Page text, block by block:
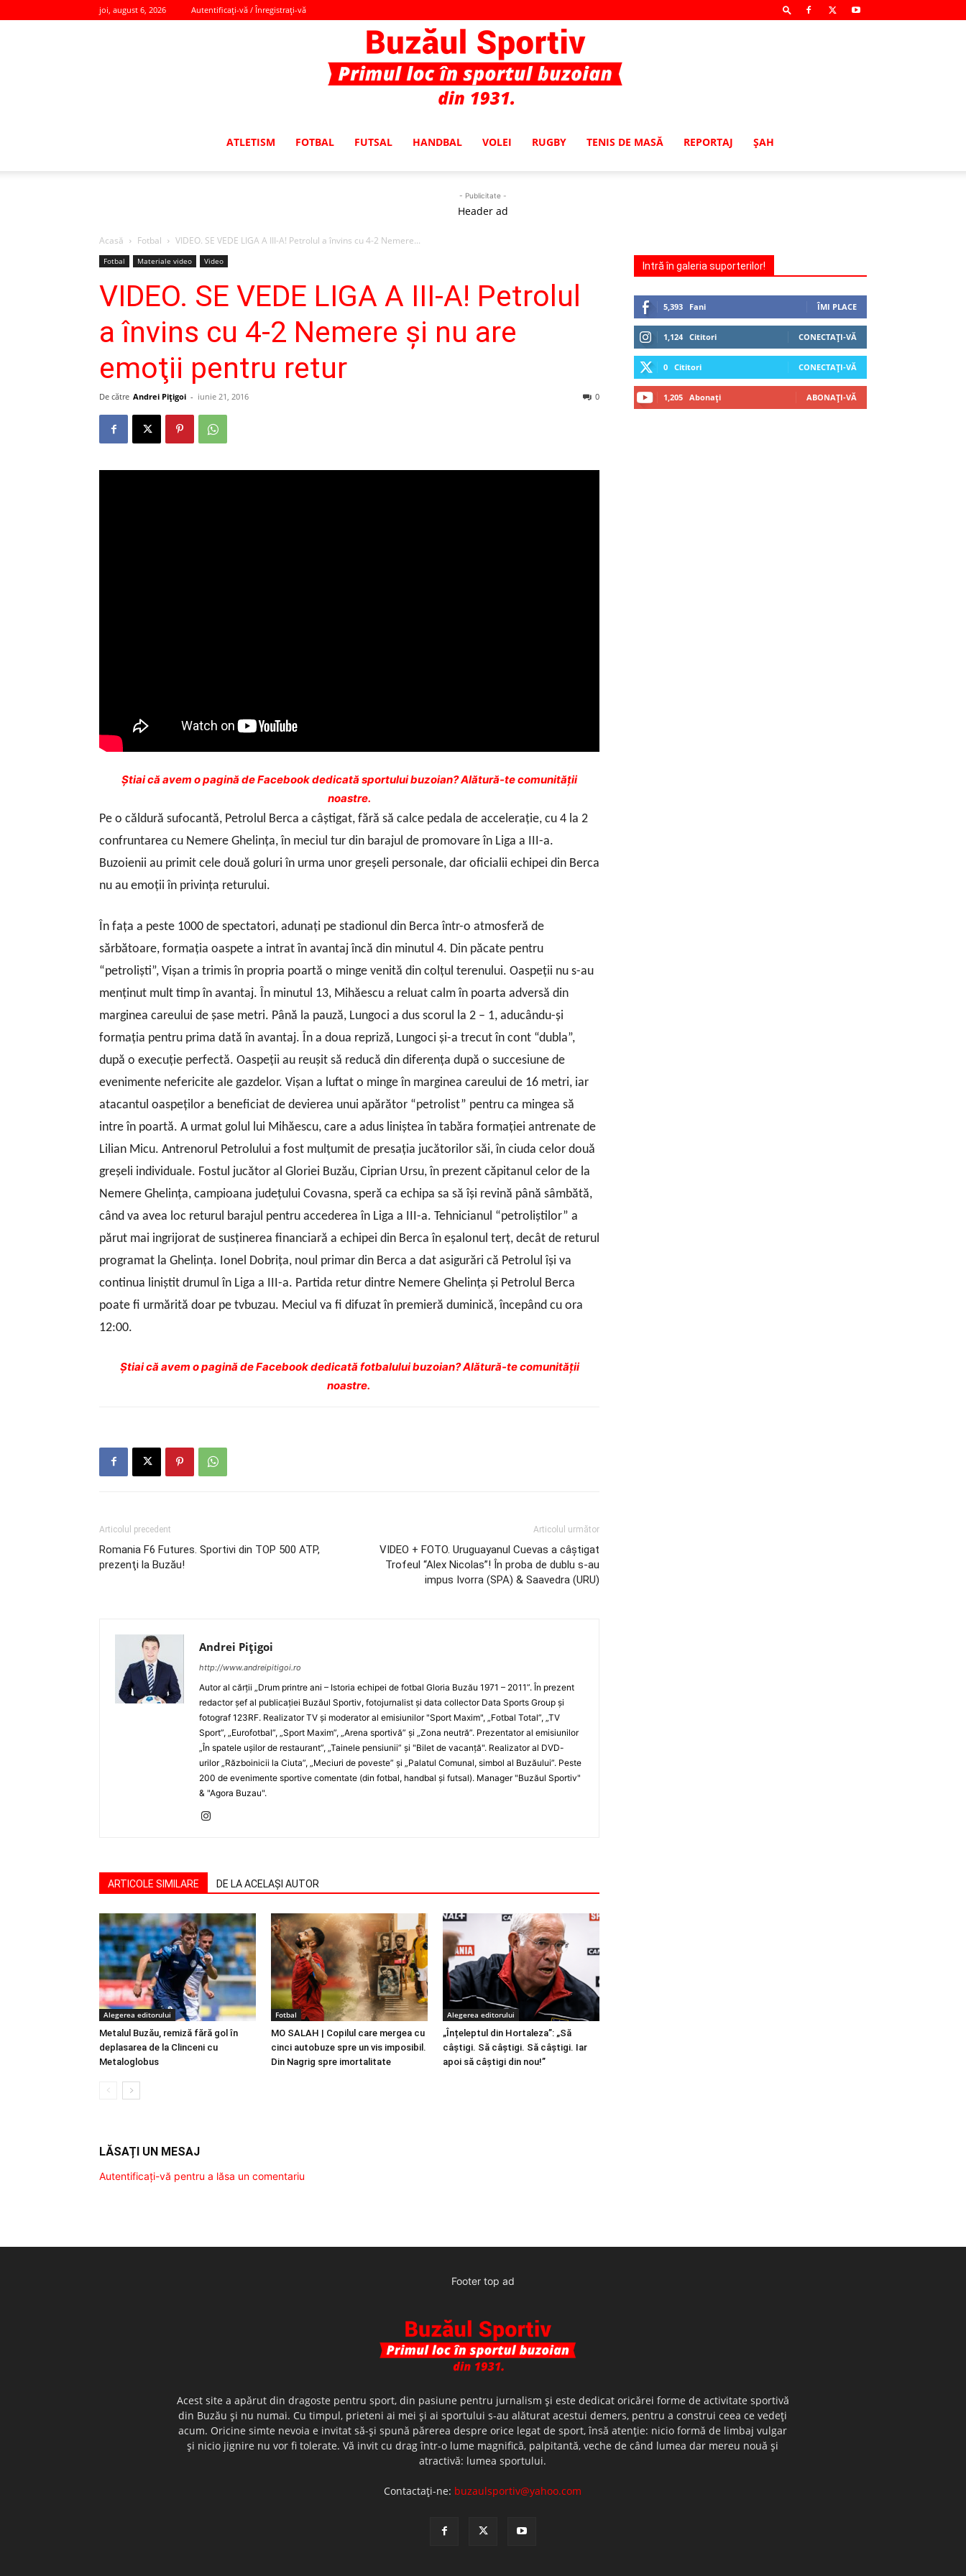
joi, august 6, 2026 Autentificați-vă / Înregistrați-vă
ATLETISM FOTBAL FUTSAL HANDBAL VOLEI RUGBY TENIS DE MASĂ REPORTAJ ŞAH
- Publicitate -
Header ad
Acasă Fotbal VIDEO. SE VEDE LIGA A III-A! Petrolul a învins cu 4-2 Nemere...
Fotbal Materiale video Video
VIDEO. SE VEDE LIGA A III-A! Petrolul
a învins cu 4-2 Nemere şi nu are
emoţii pentru retur
De către Andrei Pițigoi - iunie 21, 2016 0
Ştiai că avem o pagină de Facebook dedicată sportului buzoian? Alătură-te comunității
noastre.
Pe o căldură sufocantă, Petrolul Berca a câştigat, fără să calce pedala de acceleraţie, cu 4 la 2
confruntarea cu Nemere Ghelinţa, în meciul tur din barajul de promovare în Liga a III-a.
Buzoienii au primit cele două goluri în urma unor greşeli personale, dar oficialii echipei din Berca
nu au emoţii în privinţa returului.
În faţa a peste 1000 de spectatori, adunaţi pe stadionul din Berca într-o atmosferă de
sărbătoare, formaţia oaspete a intrat în avantaj încă din minutul 4. Din păcate pentru
“petrolişti”, Vişan a trimis în propria poartă o minge venită din colţul terenului. Oaspeţii nu s-au
menţinut mult timp în avantaj. În minutul 13, Mihăescu a reluat calm în poarta adversă din
marginea careului de şase metri. Până la pauză, Lungoci a dus scorul la 2 – 1, aducându-şi
formaţia pentru prima dată în avantaj. În a doua repriză, Lungoci şi-a trecut în cont “dubla”,
după o execuţie perfectă. Oaspeţii au reuşit să reducă din diferenţa după o succesiune de
evenimente nefericite ale gazdelor. Vişan a luftat o minge în marginea careului de 16 metri, iar
atacantul oaspeţilor a beneficiat de devierea unui apărător “petrolist” pentru ca mingea să
intre în poartă. A urmat golul lui Mihăescu, care a adus liniştea în tabăra formaţiei antrenate de
Lilian Micu. Antrenorul Petrolului a fost mulţumit de presaţia jucătorilor săi, în ciuda celor două
greşeli individuale. Fostul jucător al Gloriei Buzău, Ciprian Ursu, în prezent căpitanul celor de la
Nemere Ghelinţa, campioana judeţului Covasna, speră ca echipa sa să îşi revină până sâmbătă,
când va avea loc returul barajul pentru accederea în Liga a III-a. Tehnicianul “petroliştilor” a
părut mai ingrijorat de susţinerea financiară a echipei din Berca în eşalonul terţ, decât de returul
programat la Ghelinţa. Ionel Dobriţa, noul primar din Berca a dat asigurări că Petrolul îşi va
continua liniştit drumul în Liga a III-a. Partida retur dintre Nemere Ghelinţa şi Petrolul Berca
poate fi urmărită doar pe tvbuzau. Meciul va fi difuzat în premieră duminică, începând cu ora
12:00.
Ştiai că avem o pagină de Facebook dedicată fotbalului buzoian? Alătură-te comunității
noastre.
Articolul precedent
Romania F6 Futures. Sportivi din TOP 500 ATP,
prezenţi la Buzău!
Articolul următor
VIDEO + FOTO. Uruguayanul Cuevas a câştigat
Trofeul “Alex Nicolas”! În proba de dublu s-au
impus Ivorra (SPA) & Saavedra (URU)
Andrei Pițigoi
http://www.andreipitigoi.ro
Autor al cărţii „Drum printre ani – Istoria echipei de fotbal Gloria Buzău 1971 – 2011”. În prezent
redactor şef al publicaţiei Buzăul Sportiv, fotojurnalist şi data collector Data Sports Group şi
fotograf 123RF. Realizator TV şi moderator al emisiunilor "Sport Maxim", „Fotbal Total”, „TV
Sport”, „Eurofotbal”, „Sport Maxim”, „Arena sportivă” şi „Zona neutră”. Prezentator al emisiunilor
„În spatele uşilor de restaurant”, „Tainele pensiunii” şi "Bilet de vacanţă". Realizator al DVD-
urilor „Războinicii la Ciuta”, „Meciuri de poveste” şi „Palatul Comunal, simbol al Buzăului”. Peste
200 de evenimente sportive comentate (din fotbal, handbal şi futsal). Manager "Buzăul Sportiv"
& "Agora Buzau".
ARTICOLE SIMILARE DE LA ACELAȘI AUTOR
Alegerea editorului
Metalul Buzău, remiză fără gol în
deplasarea de la Clinceni cu
Metaloglobus
Fotbal
MO SALAH | Copilul care mergea cu
cinci autobuze spre un vis imposibil.
Din Nagrig spre imortalitate
Alegerea editorului
„Înțeleptul din Hortaleza”: „Să
câștigi. Să câștigi. Să câștigi. Iar
apoi să câștigi din nou!”
LĂSAȚI UN MESAJ
Autentificați-vă pentru a lăsa un comentariu
Intră în galeria suporterilor!
5,393 Fani ÎMI PLACE
1,124 Cititori CONECTAȚI-VĂ
0 Cititori CONECTAȚI-VĂ
1,205 Abonați ABONAȚI-VĂ
Footer top ad
Acest site a apărut din dragoste pentru sport, din pasiune pentru jurnalism şi este dedicat oricărei forme de activitate sportivă
din Buzău şi nu numai. Cu timpul, prieteni ai mei şi ai sportului s-au alăturat acestui demers, pentru a construi ceea ce vedeţi
acum. Oricine simte nevoia e invitat să-şi spună părerea despre orice legat de sport, însă atenţie: nicio formă de limbaj vulgar
şi nicio jignire nu vor fi tolerate. Vă invit cu drag într-o lume magnifică, palpitantă, veche de când lumea dar mereu nouă şi
atractivă: lumea sportului.
Contactați-ne: buzaulsportiv@yahoo.com